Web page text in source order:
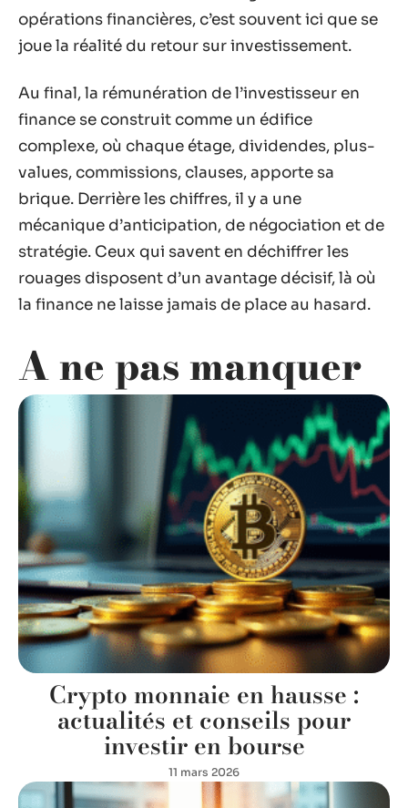
opérations financières, c’est souvent ici que se
joue la réalité du retour sur investissement.
Au final, la rémunération de l’investisseur en
finance se construit comme un édifice
complexe, où chaque étage, dividendes, plus-
values, commissions, clauses, apporte sa
brique. Derrière les chiffres, il y a une
mécanique d’anticipation, de négociation et de
stratégie. Ceux qui savent en déchiffrer les
rouages disposent d’un avantage décisif, là où
la finance ne laisse jamais de place au hasard.
A ne pas manquer
Crypto monnaie en hausse :
actualités et conseils pour
investir en bourse
11 mars 2026